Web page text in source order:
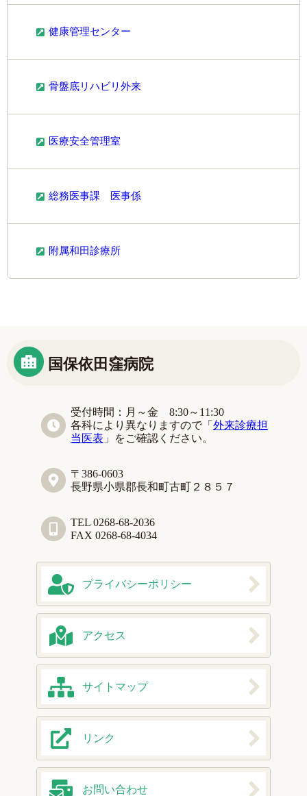
健康管理センター
骨盤底リハビリ外来
医療安全管理室
総務医事課 医事係
附属和田診療所
国保依田窪病院
受付時間：月～金 8:30～11:30
各科により異なりますので「 外来診療担
当医表 」をご確認ください。
〒386-0603
長野県小県郡長和町古町２８５７
TEL 0268-68-2036
FAX 0268-68-4034
プライバシーポリシー
アクセス
サイトマップ
リンク
お問い合わせ